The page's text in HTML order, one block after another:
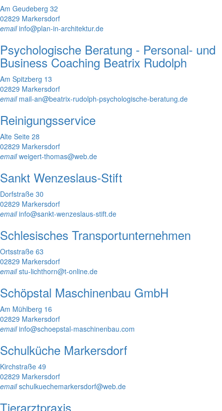
Am Geudeberg 32
02829 Markersdorf
emailinfo@plan-in-architektur.de
Psychologische Beratung - Personal- und
Business Coaching Beatrix Rudolph
Am Spitzberg 13
02829 Markersdorf
emailmail-an@beatrix-rudolph-psychologische-beratung.de
Reinigungsservice
Alte Seite 28
02829 Markersdorf
emailweigert-thomas@web.de
Sankt Wenzeslaus-Stift
Dorfstraße 30
02829 Markersdorf
emailinfo@sankt-wenzeslaus-stift.de
Schlesisches Transportunternehmen
Ortsstraße 63
02829 Markersdorf
emailstu-lichthorn@t-online.de
Schöpstal Maschinenbau GmbH
Am Mühlberg 16
02829 Markersdorf
emailinfo@schoepstal-maschinenbau.com
Schulküche Markersdorf
Kirchstraße 49
02829 Markersdorf
emailschulkuechemarkersdorf@web.de
Tierarztpraxis